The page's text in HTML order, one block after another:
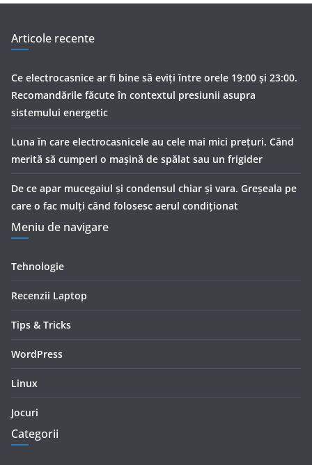
Articole recente
Ce electrocasnice ar fi bine să eviți între orele 19:00 și 23:00.
Recomandările făcute în contextul presiunii asupra
sistemului energetic
Luna în care electrocasnicele au cele mai mici prețuri. Când
merită să cumperi o mașină de spălat sau un frigider
De ce apar mucegaiul și condensul chiar și vara. Greșeala pe
care o fac mulți când folosesc aerul condiționat
Meniu de navigare
Tehnologie
Recenzii Laptop
Tips & Tricks
WordPress
Linux
Jocuri
Categorii